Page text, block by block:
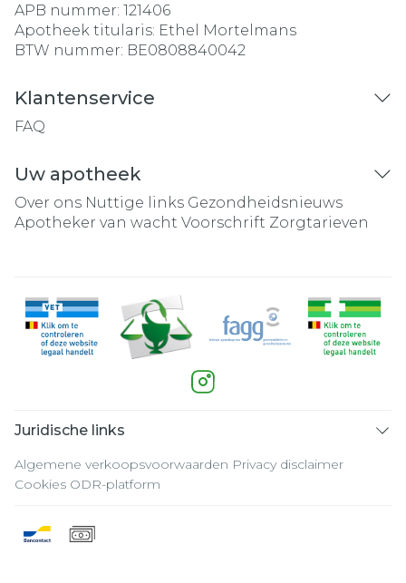
APB nummer: 121406
Apotheek titularis: Ethel Mortelmans
BTW nummer: BE0808840042
Klantenservice
FAQ
Uw apotheek
Over ons Nuttige links Gezondheidsnieuws
Apotheker van wacht Voorschrift Zorgtarieven
Juridische links
Algemene verkoopsvoorwaarden Privacy disclaimer
Cookies ODR-platform